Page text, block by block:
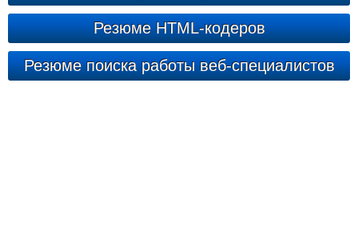
Резюме HTML-кодеров
Резюме поиска работы веб-специалистов